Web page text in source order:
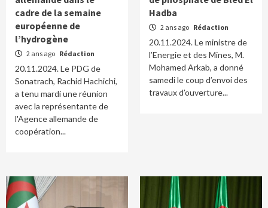
cadre de la semaine
européenne de
l’hydrogène
2 ans ago Rédaction
20.11.2024. Le PDG de
Sonatrach, Rachid Hachichi,
a tenu mardi une réunion
avec la représentante de
l'Agence allemande de
coopération...
Hadba
2 ans ago Rédaction
20.11.2024. Le ministre de
l’Energie et des Mines, M.
Mohamed Arkab, a donné
samedi le coup d’envoi des
travaux d’ouverture...